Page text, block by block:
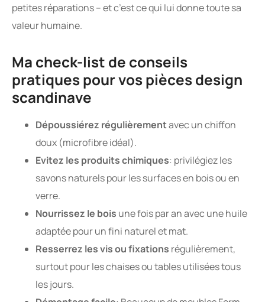
petites réparations – et c’est ce qui lui donne toute sa
valeur humaine.
Ma check-list de conseils
pratiques pour vos pièces design
scandinave
Dépoussiérez régulièrementavec un chiffon
doux (microfibre idéal).
Evitez les produits chimiques: privilégiez les
savons naturels pour les surfaces en bois ou en
verre.
Nourrissez le bois une fois par an avec une huile
adaptée pour un fini naturel et mat.
Resserrez les vis ou fixations régulièrement,
surtout pour les chaises ou tables utilisées tous
les jours.